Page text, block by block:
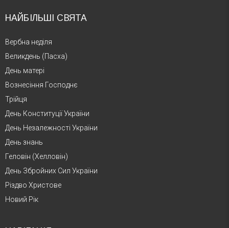
НАЙБІЛЬШІ СВЯТА
Вербна неділя
Великдень (Пасха)
День матері
Вознесіння Господнє
Трійця
День Конституції України
День Незалежності України
День знань
Геловін (Хелловін)
День Збройних Сил України
Різдво Христове
Новий Рік